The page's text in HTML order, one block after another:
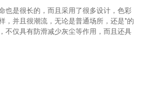
是很长的，而且采用了很多设计，色彩
，并且很潮流，无论是普通场所，还是*的
不仅具有防滑减少灰尘等作用，而且还具